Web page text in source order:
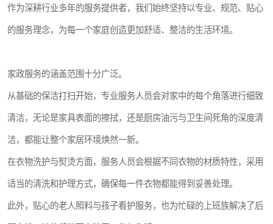
作为深耕行业多年的服务提供者，我们始终坚持以专业、规范、贴心
的服务理念，为每一个家庭创造更加舒适、整洁的生活环境。
家政服务的涵盖范围十分广泛。
从基础的保洁打扫开始，专业服务人员会对家中的每个角落进行细致
清洁，无论是家具表面的擦拭，还是厨房油污与卫生间死角的深度清
洁，都能让整个家居环境焕然一新。
在衣物洗护与熨烫方面，服务人员会根据不同衣物的材质特性，采用
适当的清洗和护理方式，确保每一件衣物都能得到妥善处理。
此外，贴心的老人照料与孩子看护服务，也为忙碌的上班族解决了后